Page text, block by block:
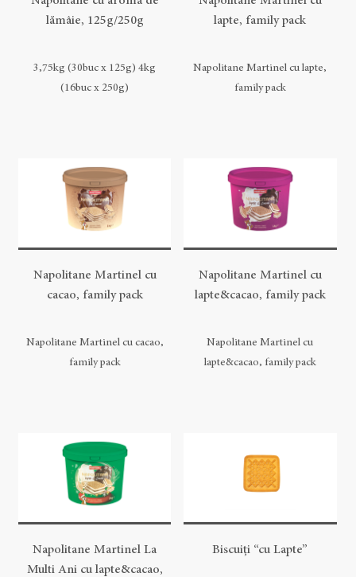
lămâie, 125g/250g
3,75kg (30buc x 125g) 4kg
(16buc x 250g)
lapte, family pack
Napolitane Martinel cu lapte,
family pack
Napolitane Martinel cu
cacao, family pack
Napolitane Martinel cu cacao,
family pack
Napolitane Martinel cu
lapte&cacao, family pack
Napolitane Martinel cu
lapte&cacao, family pack
Napolitane Martinel La
Multi Ani cu lapte&cacao,
Biscuiți “cu Lapte”